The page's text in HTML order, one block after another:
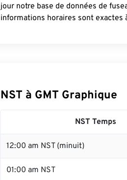
jour notre base de données de
informations horaires sont exactes
NST à GMT Graphique
NST Temps
12:00 am NST (minuit)
01:00 am NST